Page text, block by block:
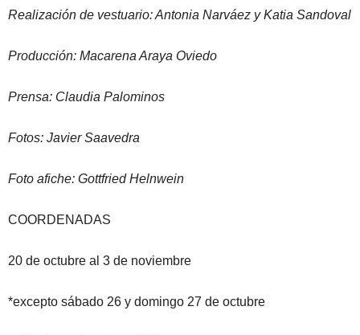
Realización de vestuario: Antonia Narváez y Katia Sandoval
Producción: Macarena Araya Oviedo
Prensa: Claudia Palominos
Fotos: Javier Saavedra
Foto afiche: Gottfried Helnwein
COORDENADAS
20 de octubre al 3 de noviembre
*excepto sábado 26 y domingo 27 de octubre